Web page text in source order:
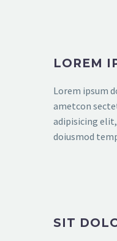
LOREM
Lorem ipsum
ametcon
adipisicing elit,
doiusmod
SIT